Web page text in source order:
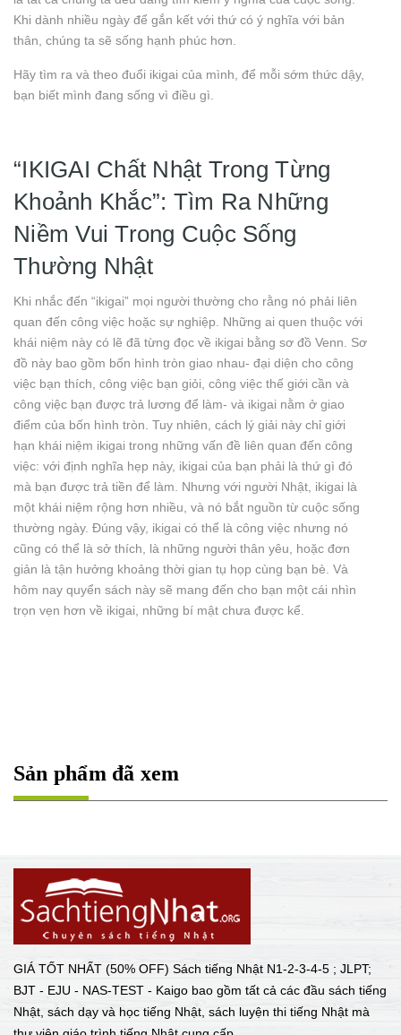
Khi dành nhiều ngày để gắn kết với thứ có ý nghĩa với bản
thân, chúng ta sẽ sống hạnh phúc hơn.
Hãy tìm ra và theo đuổi ikigai của mình, để mỗi sớm thức dậy,
bạn biết mình đang sống vì điều gì.
“IKIGAI Chất Nhật Trong Từng
Khoảnh Khắc”: Tìm Ra Những
Niềm Vui Trong Cuộc Sống
Thường Nhật
Khi nhắc đến “ikigai” mọi người thường cho rằng nó phải liên
quan đến công việc hoặc sự nghiệp. Những ai quen thuộc với
khái niệm này có lẽ đã từng đọc về ikigai bằng sơ đồ Venn. Sơ
đồ này bao gồm bốn hình tròn giao nhau- đại diện cho công
việc bạn thích, công việc bạn giỏi, công việc thế giới cần và
công việc bạn được trả lương để làm- và ikigai nằm ở giao
điểm của bốn hình tròn. Tuy nhiên, cách lý giải này chỉ giới
hạn khái niệm ikigai trong những vấn đề liên quan đến công
việc: với định nghĩa hẹp này, ikigai của bạn phải là thứ gì đó
mà bạn được trả tiền để làm. Nhưng với người Nhật, ikigai là
một khái niệm rộng hơn nhiều, và nó bắt nguồn từ cuộc sống
thường ngày. Đúng vậy, ikigai có thể là công việc nhưng nó
cũng có thể là sở thích, là những người thân yêu, hoặc đơn
giản là tận hưởng khoảng thời gian tụ họp cùng bạn bè. Và
hôm nay quyển sách này sẽ mang đến cho bạn một cái nhìn
trọn vẹn hơn về ikigai, những bí mật chưa được kể.
Sản phẩm đã xem
GIÁ TỐT NHẤT (50% OFF) Sách tiếng Nhật N1-2-3-4-5 ; JLPT;
BJT - EJU - NAS-TEST - Kaigo bao gồm tất cả các đầu sách tiếng
Nhật, sách dạy và học tiếng Nhật, sách luyện thi tiếng Nhật mà